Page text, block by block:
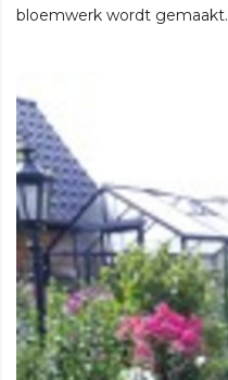
bloemwerk wordt gemaakt.